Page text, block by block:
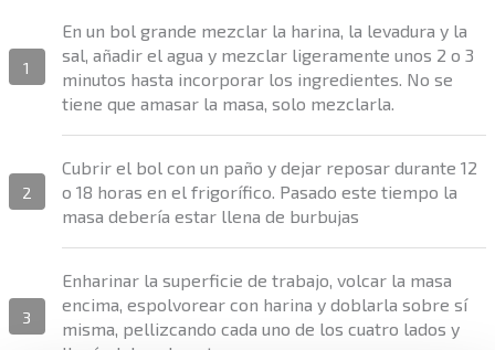
1
En un bol grande mezclar la harina, la levadura y la
sal, añadir el agua y mezclar ligeramente unos 2 o 3
minutos hasta incorporar los ingredientes. No se
tiene que amasar la masa, solo mezclarla.
2
Cubrir el bol con un paño y dejar reposar durante 12
o 18 horas en el frigorífico. Pasado este tiempo la
masa debería estar llena de burbujas
3
Enharinar la superficie de trabajo, volcar la masa
encima, espolvorear con harina y doblarla sobre sí
misma, pellizcando cada uno de los cuatro lados y